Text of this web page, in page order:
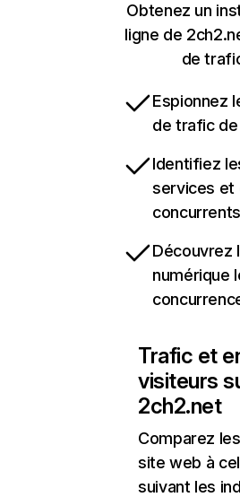
Obtenez un
ligne de
de
Espionnez
de trafic
Identifiez
services et
Découvrez
numérique
Trafic et
visiteurs
2ch2.net
Comparez
site web à
suivant les